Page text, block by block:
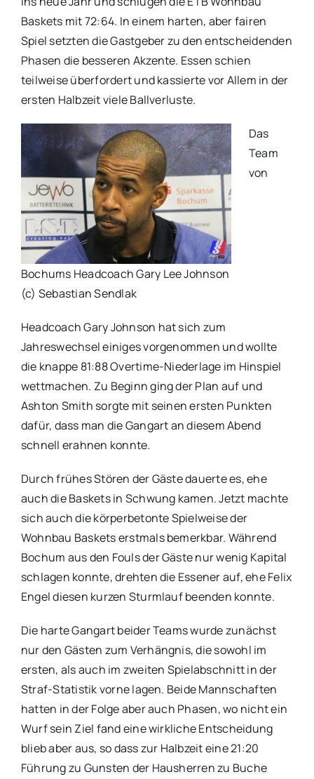
Baskets mit 72:64. In einem harten, aber fairen
Spiel setzten die Gastgeber zu den entscheidenden
Phasen die besseren Akzente. Essen schien
teilweise überfordert und kassierte vor Allem in der
ersten Halbzeit viele Ballverluste.
Bochums Headcoach Gary Lee Johnson
(c) Sebastian Sendlak
Das
Team
von
Headcoach Gary Johnson hat sich zum
Jahreswechsel einiges vorgenommen und wollte
die knappe 81:88 Overtime-Niederlage im Hinspiel
wettmachen. Zu Beginn ging der Plan auf und
Ashton Smith sorgte mit seinen ersten Punkten
dafür, dass man die Gangart an diesem Abend
schnell erahnen konnte.
Durch frühes Stören der Gäste dauerte es, ehe
auch die Baskets in Schwung kamen. Jetzt machte
sich auch die körperbetonte Spielweise der
Wohnbau Baskets erstmals bemerkbar. Während
Bochum aus den Fouls der Gäste nur wenig Kapital
schlagen konnte, drehten die Essener auf, ehe Felix
Engel diesen kurzen Sturmlauf beenden konnte.
Die harte Gangart beider Teams wurde zunächst
nur den Gästen zum Verhängnis, die sowohl im
ersten, als auch im zweiten Spielabschnitt in der
Straf-Statistik vorne lagen. Beide Mannschaften
hatten in der Folge aber auch Phasen, wo nicht ein
Wurf sein Ziel fand eine wirkliche Entscheidung
blieb aber aus, so dass zur Halbzeit eine 21:20
Führung zu Gunsten der Hausherren zu Buche